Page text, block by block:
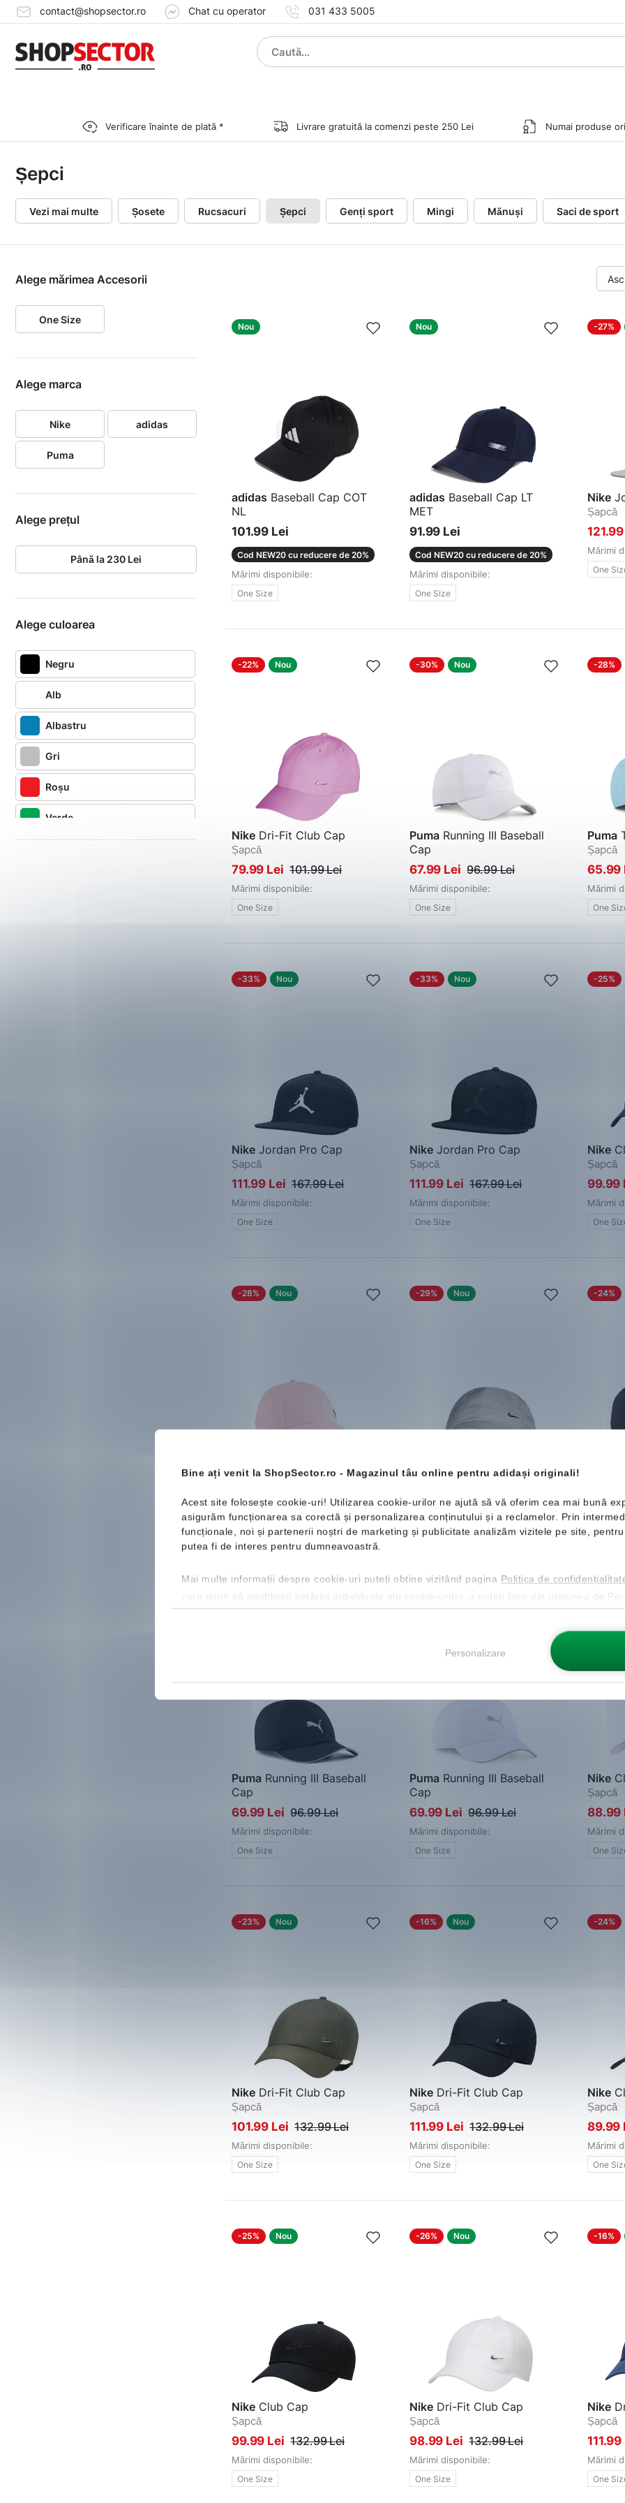
Bine ați venit la ShopSector.ro - Magazinul tâu online pentru adidași originali!
Acest site folosește cookie-uri! Utilizarea cookie-urilor ne ajută să vă oferim cea mai bună
asigurăm funcționarea sa corectă și personalizarea conținutului și a reclamelor. Prin
funcționale, noi și partenerii noștri de marketing și publicitate analizăm vizitele pe site,
putea fi de interes pentru dumneavoastră.
Mai multe informații despre cookie-uri puteți obține vizitând pagina Politica de
care doriți să modificați setările individuale ale cookie-urilor, o puteți face din opțiunea de
Personalizare
contact@shopsector.ro Chat cu operator 031 433 5005
Verificare înainte de plată * Livrare gratuită la comenzi peste 250 Lei Numai produse
Șepci
Vezi mai multe Șosete Rucsacuri Șepci Genți sport Mingi Mănuși Saci de sport
Alege mărimea Accesorii
One Size
Alege marca
Nike adidas
Puma
Alege prețul
Până la 230 Lei
Alege culoarea
Negru
Alb
Albastru
Gri
Roșu
Verde
Nou
adidas Baseball Cap COT
NL
Șapcă
101.99 Lei
Cod NEW20 cu reducere de 20%
Mărimi disponibile:
One Size
Nou
adidas Baseball Cap LT
MET
Șapcă
91.99 Lei
Cod NEW20 cu reducere de 20%
Mărimi disponibile:
One Size
-27%
Nike
Șapcă
Mărimi
One
-22% Nou
Nike Dri-Fit Club Cap
Șapcă
79.99 Lei 101.99 Lei
Mărimi disponibile:
One Size
-30% Nou
Puma Running III Baseball
Cap
Șapcă
67.99 Lei 96.99 Lei
Mărimi disponibile:
One Size
-28%
Puma
Șapcă
65.99
Mărimi
One
-33% Nou
Nike Jordan Pro Cap
Șapcă
111.99 Lei 167.99 Lei
Mărimi disponibile:
One Size
-33% Nou
Nike Jordan Pro Cap
Șapcă
111.99 Lei 167.99 Lei
Mărimi disponibile:
One Size
-25%
Nike
Șapcă
99.99
Mărimi
One
-28% Nou
Baseball Cap
65.99 Lei 91.99 Lei
Mărimi disponibile:
One Size
-29% Nou
Șapcă
94.99 Lei 132.99 Lei
Mărimi disponibile:
One Size
-24%
69.99
Mărimi
One
-28% Nou
Puma Running III Baseball
Cap
Șapcă
69.99 Lei 96.99 Lei
Mărimi disponibile:
One Size
-28% Nou
Puma Running III Baseball
Cap
Șapcă
69.99 Lei 96.99 Lei
Mărimi disponibile:
One Size
-25%
Nike
Șapcă
88.99
Mărimi
One
-23% Nou
Nike Dri-Fit Club Cap
Șapcă
101.99 Lei 132.99 Lei
Mărimi disponibile:
One Size
-16% Nou
Nike Dri-Fit Club Cap
Șapcă
111.99 Lei 132.99 Lei
Mărimi disponibile:
One Size
-24%
Nike
Șapcă
89.99
Mărimi
One
-25% Nou
Nike Club Cap
Șapcă
99.99 Lei 132.99 Lei
Mărimi disponibile:
One Size
-26% Nou
Nike Dri-Fit Club Cap
Șapcă
98.99 Lei 132.99 Lei
Mărimi disponibile:
One Size
-16%
Nike
Șapcă
Mărimi
One